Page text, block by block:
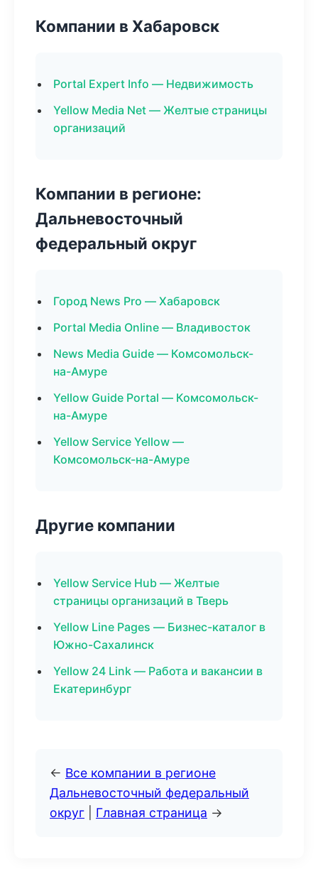
Компании в Хабаровск
Portal Expert Info — Недвижимость
Yellow Media Net — Желтые страницы
организаций
Компании в регионе:
Дальневосточный
федеральный округ
Город News Pro — Хабаровск
Portal Media Online — Владивосток
News Media Guide — Комсомольск-
на-Амуре
Yellow Guide Portal — Комсомольск-
на-Амуре
Yellow Service Yellow —
Комсомольск-на-Амуре
Другие компании
Yellow Service Hub — Желтые
страницы организаций в Тверь
Yellow Line Pages — Бизнес-каталог в
Южно-Сахалинск
Yellow 24 Link — Работа и вакансии в
Екатеринбург
← Все компании в регионе
Дальневосточный федеральный
округ
Главная страница →